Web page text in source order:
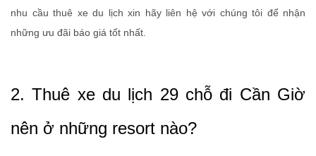
nhu cầu thuê xe du lịch xin hãy liên hệ với chúng tôi để nhận
những ưu đãi báo giá tốt nhất.
2. Thuê xe du lịch 29 chỗ đi Cần Giờ
nên ở những resort nào?